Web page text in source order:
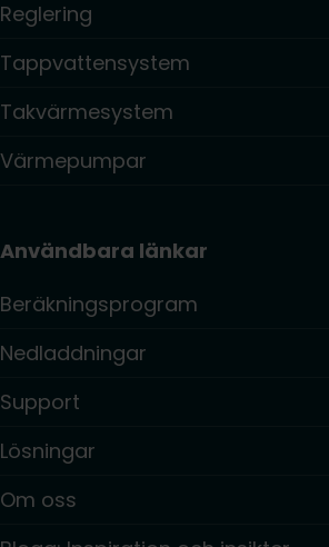
Reglering
Tappvattensystem
Takvärmesystem
Värmepumpar
Användbara länkar
Beräkningsprogram
Nedladdningar
Support
Lösningar
Om oss